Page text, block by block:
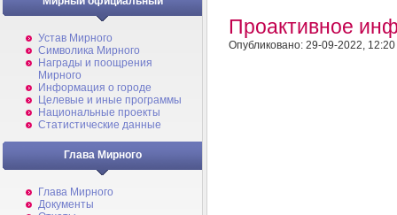
Устав Мирного
Символика Мирного
Награды и поощрения
Мирного
Информация о городе
Целевые и иные программы
Национальные проекты
Статистические данные
Глава Мирного
Глава Мирного
Документы
Проактивное
Опубликовано: 29-09-2022, 12:20